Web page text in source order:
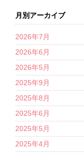
月別アーカイブ
2026年7月
2026年6月
2026年5月
2025年9月
2025年8月
2025年6月
2025年5月
2025年4月